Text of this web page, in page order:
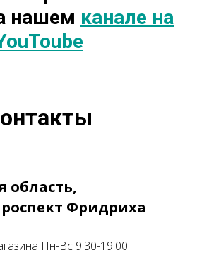
нашем канале на
область,
Фридриха
Пн-Вс 9.30-19.00